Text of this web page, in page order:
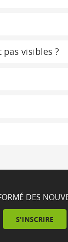
visibles ?
DES
S'INSCRIRE